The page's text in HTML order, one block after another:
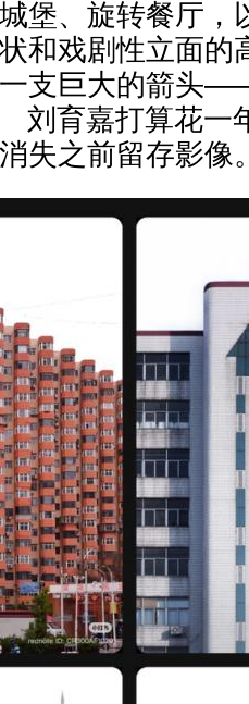
堡、旋转餐厅，
和戏剧性立面的
支巨大的箭头
刘育嘉打算花一
失之前留存影像